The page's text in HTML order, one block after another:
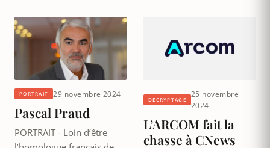
PORTRAIT 29 novembre 2024
Pascal Praud
PORTRAIT - Loin d’être
DÉCRYPTAGE
25 novembre
2024
L’ARCOM fait la
chasse à CNews